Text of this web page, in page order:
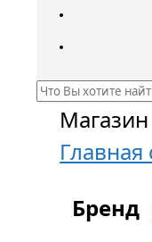
Магазин
Главная
Бренд